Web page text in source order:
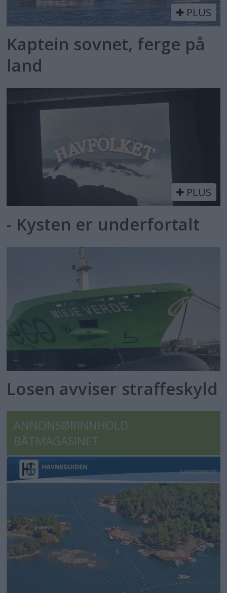
PLUS
Kaptein sovnet, ferge på
land
PLUS
- Kysten er underfortalt
Losen avviser straffeskyld
ANNONSØRINNHOLD
BÅTMAGASINET